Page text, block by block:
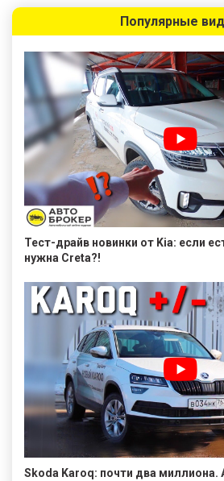
Популярные
Тест-драйв новинки от Kia: если
нужна Creta?!
Skoda Karoq: почти два миллиона.